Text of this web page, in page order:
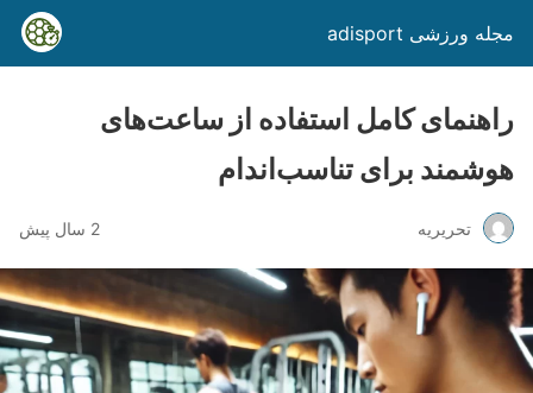
مجله ورزشی adisport
راهنمای کامل استفاده از ساعت‌های
هوشمند برای تناسب‌اندام
تحریریه 2 سال پیش